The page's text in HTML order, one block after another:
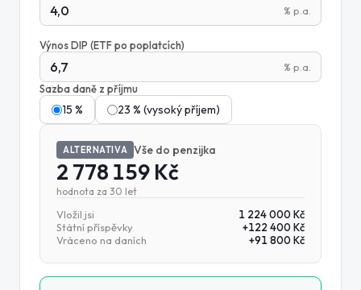
% p.a.
Výnos DIP (ETF po poplatcích)
% p.a.
Sazba daně z příjmu
15 % 23 % (vysoký příjem)
ALTERNATIVA Vše do penzijka
2 778 159 Kč
hodnota za 30 let
Vložil jsi
1 224 000 Kč
Státní příspěvky
+122 400 Kč
Vráceno na daních
+91 800 Kč